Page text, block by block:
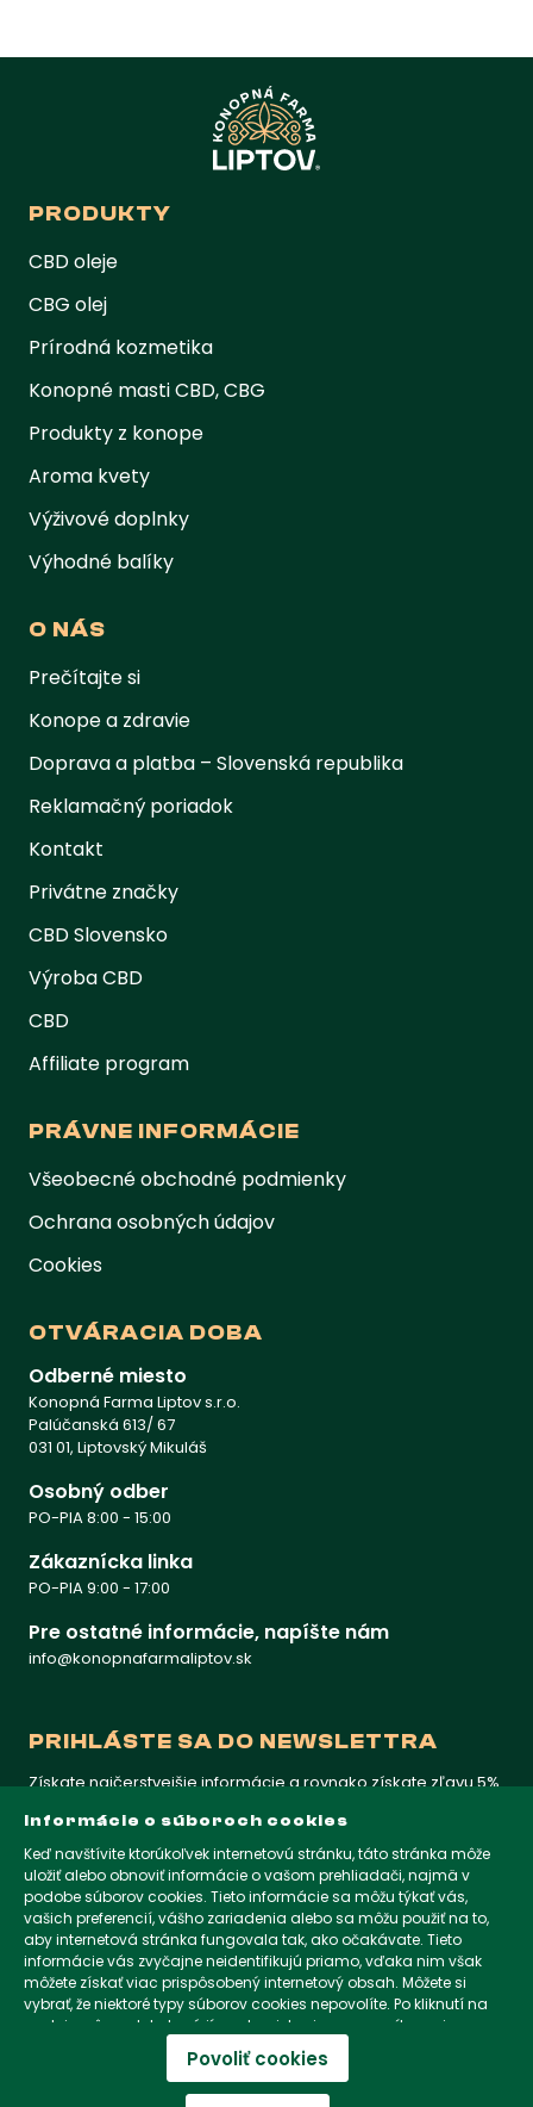
PRODUKTY
CBD oleje
CBG olej
Prírodná kozmetika
Konopné masti CBD, CBG
Produkty z konope
Aroma kvety
Výživové doplnky
Výhodné balíky
O NÁS
Prečítajte si
Konope a zdravie
Doprava a platba – Slovenská republika
Reklamačný poriadok
Kontakt
Privátne značky
CBD Slovensko
Výroba CBD
CBD
Affiliate program
PRÁVNE INFORMÁCIE
Všeobecné obchodné podmienky
Ochrana osobných údajov
Cookies
OTVÁRACIA DOBA
Odberné miesto
Konopná Farma Liptov s.r.o.
Palúčanská 613/ 67
031 01, Liptovský Mikuláš
Osobný odber
PO-PIA 8:00 - 15:00
Zákaznícka linka
PO-PIA 9:00 - 17:00
Pre ostatné informácie, napíšte nám
info@konopnafarmaliptov.sk
PRIHLÁSTE SA DO NEWSLETTRA
Získate najčerstvejšie informácie a rovnako získate zľavu 5%
KONOPNAFARMALIPTOV.SK
KONOPNAFARMALIPTOV.CZ
KONOPNAFARMALIPTOV.COM
© 2026 Konopná Farma Trade s. r. o. Všetky práva
Informácie o súboroch cookies
Keď navštívite ktorúkoľvek internetovú stránku, táto stránka môže
uložiť alebo obnoviť informácie o vašom prehliadači, najmä v
podobe súborov cookies. Tieto informácie sa môžu týkať vás,
vašich preferencií, vášho zariadenia alebo sa môžu použiť na to,
aby internetová stránka fungovala tak, ako očakávate. Tieto
informácie vás zvyčajne neidentifikujú priamo, vďaka nim však
môžete získať viac prispôsobený internetový obsah. Môžete si
vybrať, že niektoré typy súborov cookies nepovolíte. Po kliknutí na
nadpisy rôznych kategórií sa dozviete viac a zmeníte svoje
predvolené nastavenia. Mali by ste však vedieť, že blokovanie
niektorých súborov cookies môže ovplyvniť vašu skúsenosť so
stránkou a služby, ktoré vám môžeme ponúknuť.
Povoliť cookies